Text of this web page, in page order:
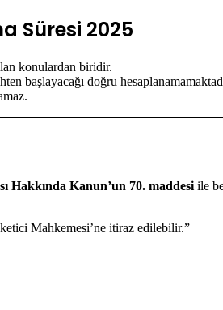
Süresi 2025
konulardan biridir.
başlayacağı doğru
Hakkında Kanun’un 70. maddesi ile
Mahkemesi’ne itiraz edilebilir.”